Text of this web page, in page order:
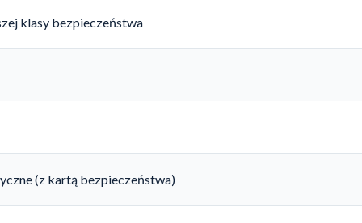
klasy bezpieczeństwa
(z kartą bezpieczeństwa)